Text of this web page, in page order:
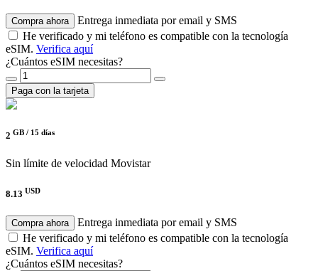
Compra ahora
Entrega inmediata por email y SMS
He verificado y mi teléfono es compatible con la tecnología
eSIM. Verifica aquí
¿Cuántos eSIM necesitas?
Paga con la tarjeta
2 GB / 15 días
Sin límite de velocidad Movistar
8.13 USD
Compra ahora
Entrega inmediata por email y SMS
He verificado y mi teléfono es compatible con la tecnología
eSIM. Verifica aquí
¿Cuántos eSIM necesitas?